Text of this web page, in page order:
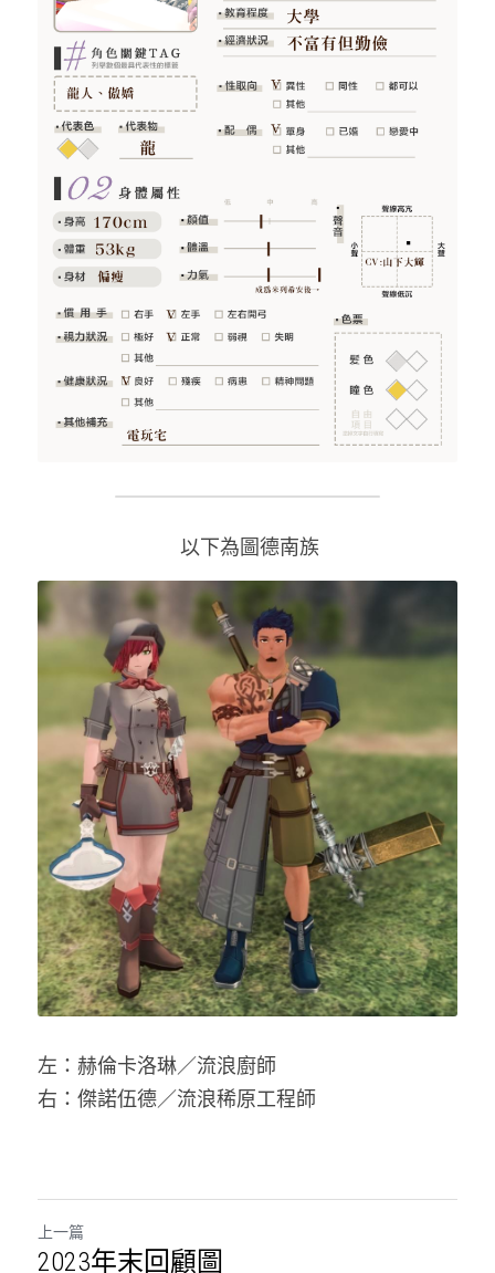
以下為圖德南族
左：赫倫卡洛琳／流浪廚師
右：傑諾伍德／流浪稀原工程師
上一篇
2023年末回顧圖